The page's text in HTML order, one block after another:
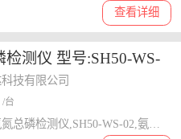
查看详细
检测仪 型号:SH50-WS-
M398149
技有限公司
/台
关键词：氨氮总磷检测仪,SH50-WS-02,氨氮总磷检测仪SH50-WS-02